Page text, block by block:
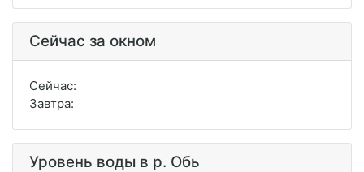
Сейчас за окном
Сейчас:
Завтра:
Уровень воды в р. Обь